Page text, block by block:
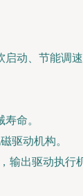
动、节能调
命。
驱动机构。
输出驱动执行